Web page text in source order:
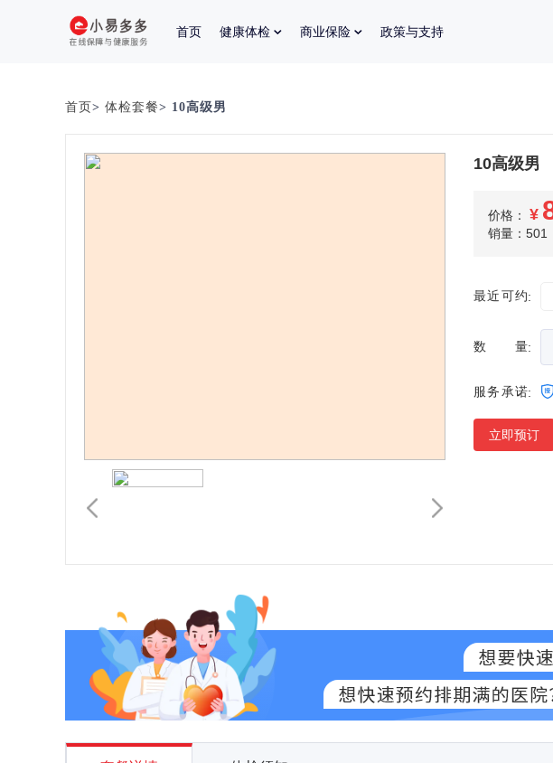
首页 健康体检 商业保险 政策与支持
首页> 体检套餐> 10高级男
10高级男
价格： ¥
销量：501
最近可约:
数量:
服务承诺:
立即预订